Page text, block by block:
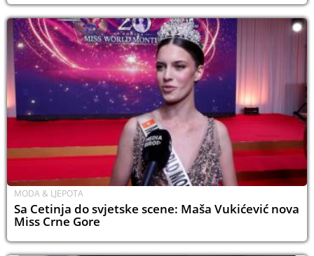
MODA & LJEPOTA
Sa Cetinja do svjetske scene: Maša Vukićević nova
Miss Crne Gore